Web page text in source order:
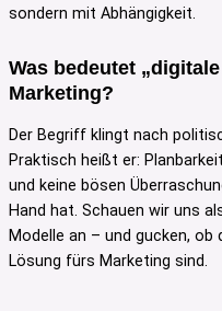
sondern mit Abhängigkeit.
Was bedeutet
Marketing?
Der Begriff klingt nach
Praktisch heißt er:
und keine bösen
Hand hat. Schauen wir uns
Modelle an – und gucken,
Lösung fürs Marketing sind.